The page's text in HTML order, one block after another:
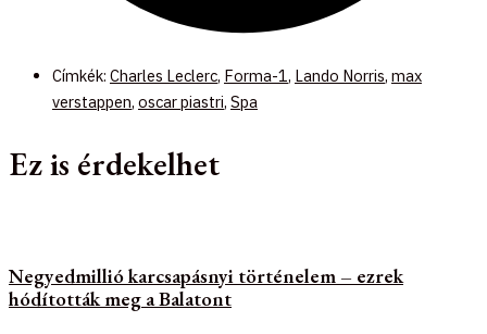
Címkék: Charles Leclerc, Forma-1, Lando Norris, max
verstappen, oscar piastri, Spa
Ez is érdekelhet
Negyedmillió karcsapásnyi történelem – ezrek
hódították meg a Balatont